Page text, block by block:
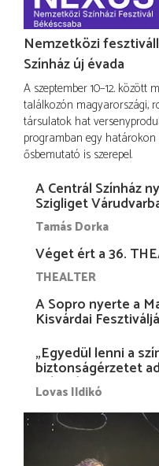
Nemzetközi
Színház új évada
A szeptember 10–12. között
találkozón magyarországi,
társulatok hat
programban egy
ősbemutató is szerepel.
A Centrál Színház
Szigliget
Tamás Dorka
Véget ért a 36.
THEALTER
A Sopro nyerte a
Kisvárdai
„Egyedül lenni a
biztonságérzetet
más nélkül is
Lovas Ildikó